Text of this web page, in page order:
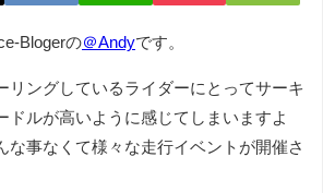
Blogerの＠Andyです。
リングしているライダーにとってサーキ
ドルが高いように感じてしまいますよ
事なくて様々な走行イベントが開催さ